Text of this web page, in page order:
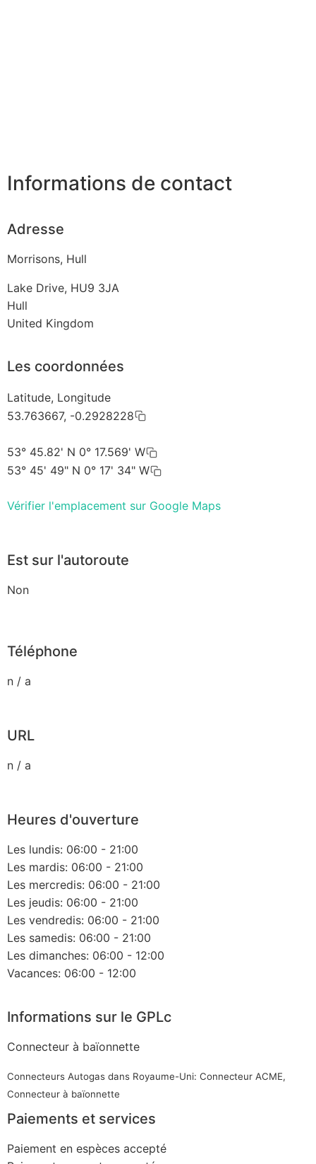
Informations de contact
Adresse
Morrisons, Hull
Lake Drive, HU9 3JA
Hull
United Kingdom
Les coordonnées
Latitude, Longitude
53.763667, -0.2928228
53° 45.82' N 0° 17.569' W
53° 45' 49" N 0° 17' 34" W
Vérifier l'emplacement sur Google Maps
Est sur l'autoroute
Non
Téléphone
n / a
URL
n / a
Heures d'ouverture
Les lundis: 06:00 - 21:00
Les mardis: 06:00 - 21:00
Les mercredis: 06:00 - 21:00
Les jeudis: 06:00 - 21:00
Les vendredis: 06:00 - 21:00
Les samedis: 06:00 - 21:00
Les dimanches: 06:00 - 12:00
Vacances: 06:00 - 12:00
Informations sur le GPLc
Connecteur à baïonnette
Connecteurs Autogas dans Royaume-Uni: Connecteur ACME,
Connecteur à baïonnette
Paiements et services
Paiement en espèces accepté